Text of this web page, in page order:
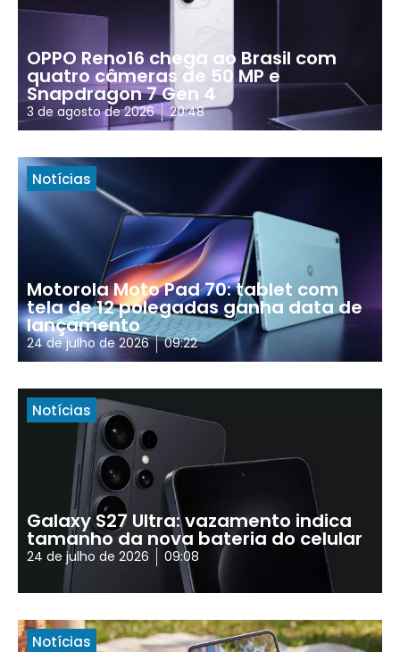
OPPO Reno16 chega ao Brasil com
quatro câmeras de 50 MP e
Snapdragon 7 Gen 4
3 de agosto de 2026 20:48
Notícias
Motorola Moto Pad 70: tablet com
tela de 12 polegadas ganha data de
lançamento
24 de julho de 2026 09:22
Notícias
Galaxy S27 Ultra: vazamento indica
tamanho da nova bateria do celular
24 de julho de 2026 09:08
Notícias